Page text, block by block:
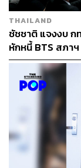
THAILAND
ชัชชาติ แจงงบ ก
หักหนี้ BTS สภา
กต์ล่าช้า